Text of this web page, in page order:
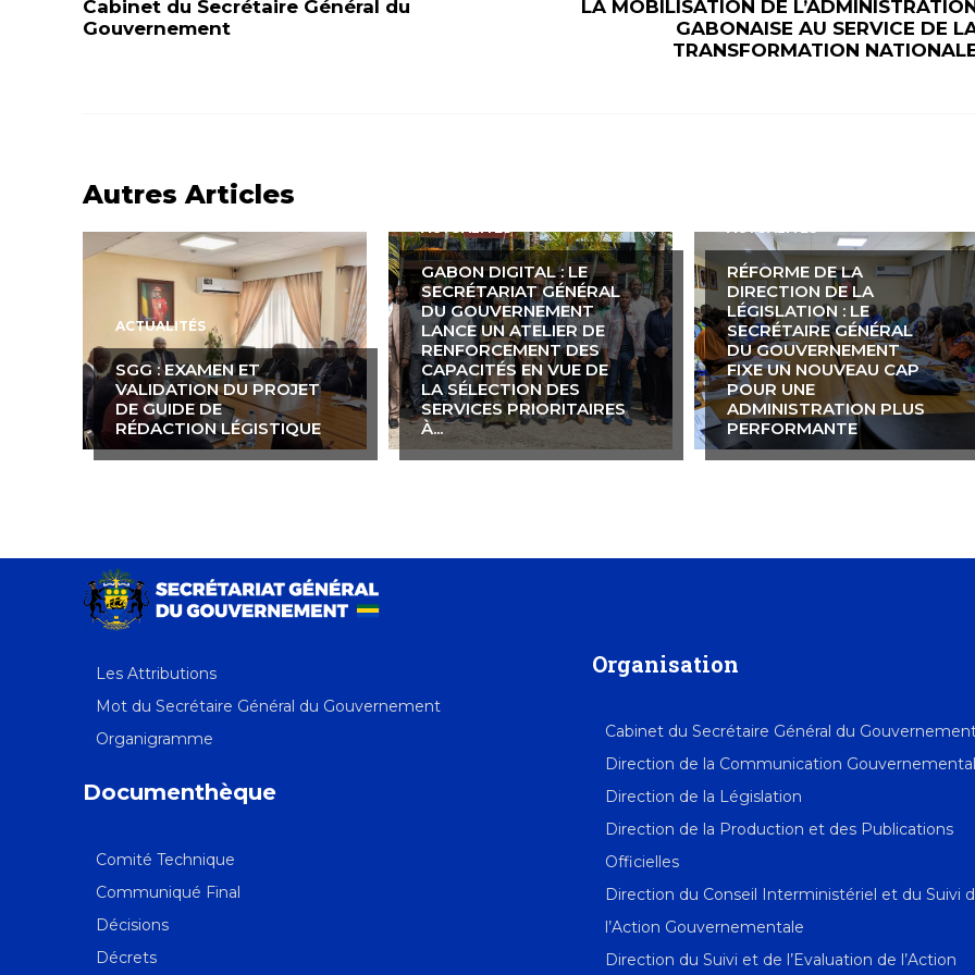
Cabinet du Secrétaire Général du
Gouvernement
LA MOBILISATION DE
GABONAISE AU SERVICE DE
TRANSFORMATION
Autres Articles
ACTUALITÉS
SGG : EXAMEN ET
VALIDATION DU PROJET
DE GUIDE DE
RÉDACTION LÉGISTIQUE
ACTUALITÉS
GABON DIGITAL : LE
SECRÉTARIAT GÉNÉRAL
DU GOUVERNEMENT
LANCE UN ATELIER DE
RENFORCEMENT DES
CAPACITÉS EN VUE DE
LA SÉLECTION DES
SERVICES PRIORITAIRES
À...
ACTUALITÉS
RÉFORME DE LA
DIRECTION DE LA
LÉGISLATION : LE
SECRÉTAIRE GÉNÉRAL
DU GOUVERNEMENT
FIXE UN NOUVEAU CAP
POUR UNE
ADMINISTRATION PLUS
PERFORMANTE
Les Attributions
Mot du Secrétaire Général du Gouvernement
Organigramme
Documenthèque
Comité Technique
Communiqué Final
Décisions
Décrets
Organisation
Cabinet du Secrétaire Général du
Direction de la Communication
Direction de la Législation
Direction de la Production et des Publications
Officielles
Direction du Conseil Interministériel et du Suivi
l’Action Gouvernementale
Direction du Suivi et de l’Evaluation de l’Action